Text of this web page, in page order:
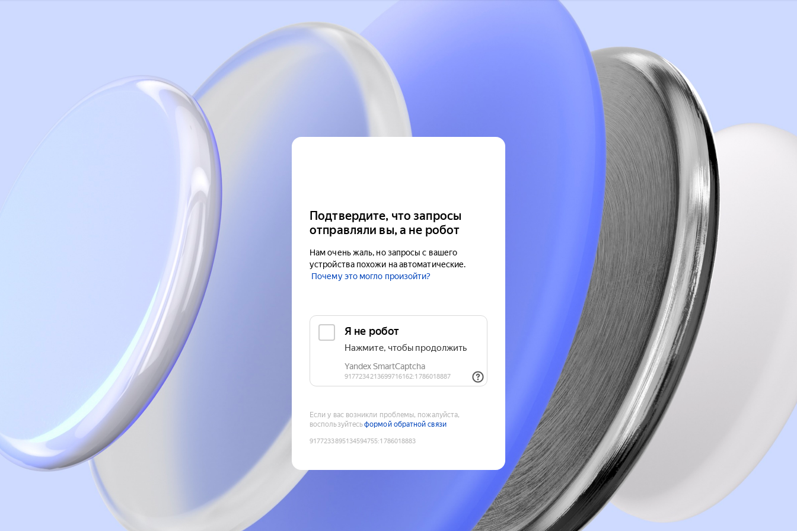
Подтвердите, что запросы
отправляли вы, а не робот
Нам очень жаль, но запросы с вашего
устройства похожи на автоматические.
Почему это могло произойти?
Если у вас возникли проблемы, пожалуйста,
воспользуйтесьформой обратной связи
9177233895134594755:1786018883